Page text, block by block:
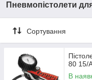
Пневмопістолети
Сортування
80 15/
В